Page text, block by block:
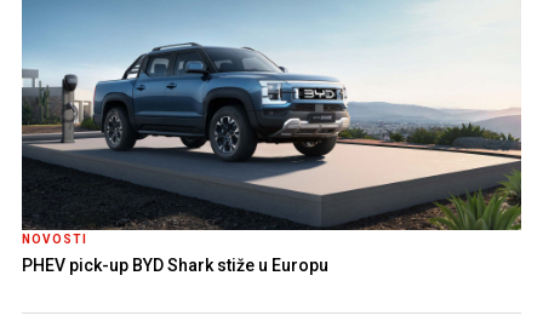
NOVOSTI
PHEV pick-up BYD Shark stiže u Europu